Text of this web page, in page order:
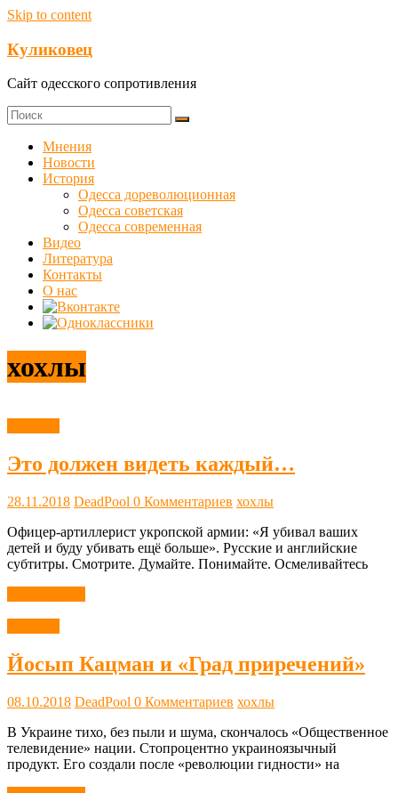
Skip to content
Куликовец
Сайт одесского сопротивления
Мнения
Новости
История
Одесса дореволюционная
Одесса советская
Одесса современная
Видео
Литература
Контакты
О нас
хохлы
Это должен видеть каждый…
28.11.2018 DeadPool 0 Комментариев хохлы
Офицер-артиллерист укропской армии: «Я убивал ваших
детей и буду убивать ещё больше». Русские и английские
субтитры. Смотрите. Думайте. Понимайте. Осмеливайтесь
Йосып Кацман и «Град приречений»
08.10.2018 DeadPool 0 Комментариев хохлы
В Украине тихо, без пыли и шума, скончалось «Общественное
телевидение» нации. Стопроцентно украиноязычный
продукт. Его создали после «революции гидности» на